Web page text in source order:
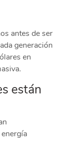
antes de ser
generación
en
están